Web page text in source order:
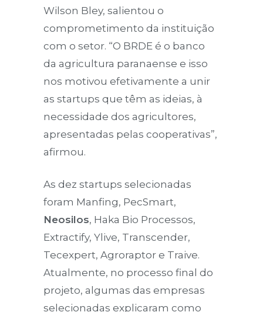
Wilson Bley, salientou o
comprometimento da instituição
com o setor. “O BRDE é o banco
da agricultura paranaense e isso
nos motivou efetivamente a unir
as startups que têm as ideias, à
necessidade dos agricultores,
apresentadas pelas cooperativas”,
afirmou.
As dez startups selecionadas
foram Manfing, PecSmart,
Neosilos, Haka Bio Processos,
Extractify, Ylive, Transcender,
Tecexpert, Agroraptor e Traive.
Atualmente, no processo final do
projeto, algumas das empresas
selecionadas explicaram como